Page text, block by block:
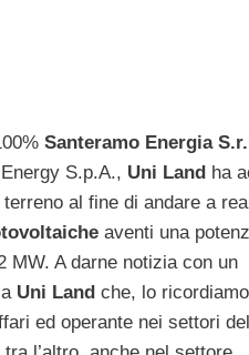
Santeramo Energia
S.p.A., Uni Landha
al fine di andare a
aventi una
MW. A darne notizia con un
Uni Landche, lo
ed operante nei settori del